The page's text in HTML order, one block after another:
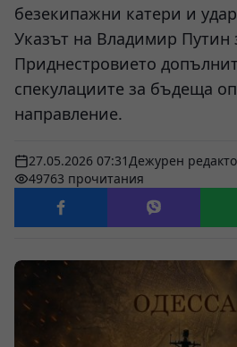
безекипажни катери и
Указът на Владимир Путин
Приднестровието
спекулациите за бъдеща
направление.
27.05.2026 07:31Дежурен
49763 прочитания